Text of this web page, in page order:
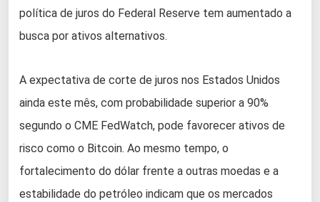
política de juros do Federal Reserve tem aumentado a
busca por ativos alternativos.
A expectativa de corte de juros nos Estados Unidos
ainda este mês, com probabilidade superior a 90%
segundo o CME FedWatch, pode favorecer ativos de
risco como o Bitcoin. Ao mesmo tempo, o
fortalecimento do dólar frente a outras moedas e a
estabilidade do petróleo indicam que os mercados